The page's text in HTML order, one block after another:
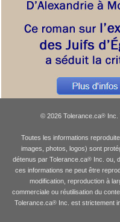
© 2026 Tolerance.ca®Inc.
Toutes les informations
images, photos, logos) sont
détenus par Tolerance.ca® Inc. ou,
ces informations ne peut être
modification, reproduction à
commerciale ou réutilisation du
Tolerance.ca® Inc. est strictement